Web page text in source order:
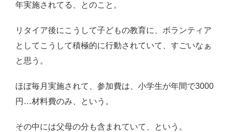
Close
年実施されてる、とのこと。
リタイア後にこうして子どもの教育に、ボランティア
としてこうして積極的に行動されていて、すごいなぁ
と思う。
ほぼ毎月実施されて、参加費は、小学生が年間で3000
円…材料費のみ、という。
その中には父母の分も含まれていて、という。